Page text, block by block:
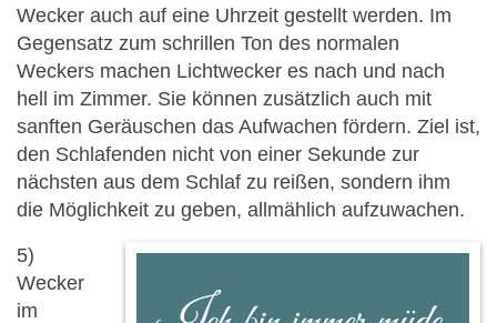
Wecker auch auf eine Uhrzeit gestellt werden. Im
Gegensatz zum schrillen Ton des normalen
Weckers machen Lichtwecker es nach und nach
hell im Zimmer. Sie können zusätzlich auch mit
sanften Geräuschen das Aufwachen fördern. Ziel ist,
den Schlafenden nicht von einer Sekunde zur
nächsten aus dem Schlaf zu reißen, sondern ihm
die Möglichkeit zu geben, allmählich aufzuwachen.
5)
Wecker
im